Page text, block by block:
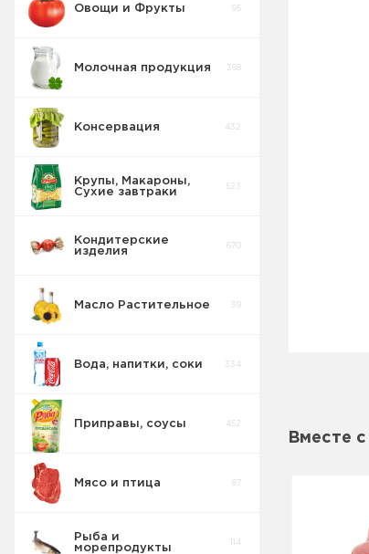
Овощи и Фрукты 95
Молочная продукция 368
Консервация 432
Крупы, Макароны,
Сухие завтраки
523
Кондитерские
изделия
670
Масло Растительное 39
Вода, напитки, соки 334
Приправы, соусы 452
Мясо и птица 87
Рыба и
морепродукты
114
Вместе